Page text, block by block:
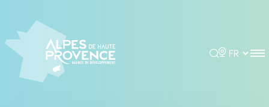
Rechercher
Choisir la